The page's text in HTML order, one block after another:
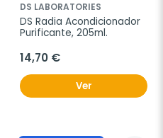
DS LABORATORIES
DS Radia Acondicionador
Purificante, 205ml.
14,70 €
Ver